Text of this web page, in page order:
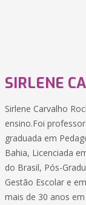
SIRLENE
Sirlene Carvalho
ensino.Foi
graduada em
Bahia, Licenciada
do Brasil, Pós-
Gestão Escolar e
mais de 30 anos